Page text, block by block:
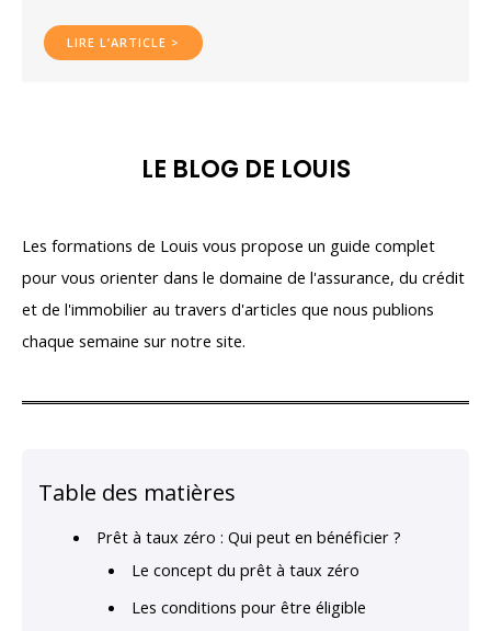
LIRE L’ARTICLE >
LE BLOG DE LOUIS
Les formations de Louis vous propose un guide complet
pour vous orienter dans le domaine de l'assurance, du crédit
et de l'immobilier au travers d'articles que nous publions
chaque semaine sur notre site.
Table des matières
Prêt à taux zéro : Qui peut en bénéficier ?
Le concept du prêt à taux zéro
Les conditions pour être éligible